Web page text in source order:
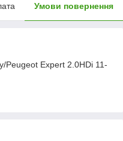
Умови повернення
Peugeot Expert 2.0HDi 11-